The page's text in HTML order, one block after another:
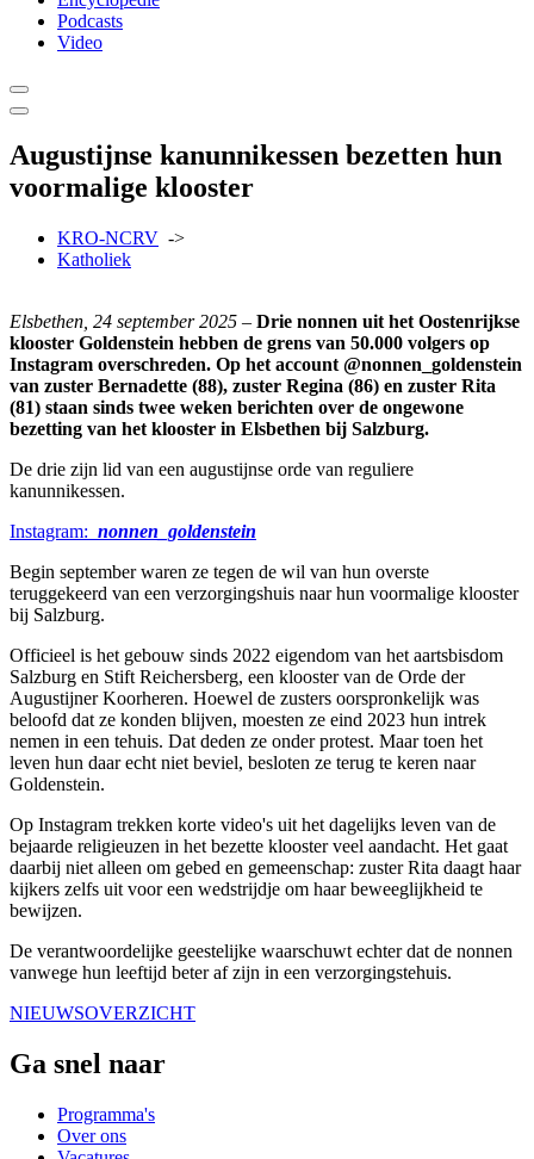
Podcasts
Video
Augustijnse kanunnikessen bezetten hun
voormalige klooster
KRO-NCRV ->
Katholiek
Elsbethen, 24 september 2025 – Drie nonnen uit het Oostenrijkse
klooster Goldenstein hebben de grens van 50.000 volgers op
Instagram overschreden. Op het account @nonnen_goldenstein
van zuster Bernadette (88), zuster Regina (86) en zuster Rita
(81) staan sinds twee weken berichten over de ongewone
bezetting van het klooster in Elsbethen bij Salzburg.
De drie zijn lid van een augustijnse orde van reguliere
kanunnikessen.
Instagram: nonnen_goldenstein
Begin september waren ze tegen de wil van hun overste
teruggekeerd van een verzorgingshuis naar hun voormalige klooster
bij Salzburg.
Officieel is het gebouw sinds 2022 eigendom van het aartsbisdom
Salzburg en Stift Reichersberg, een klooster van de Orde der
Augustijner Koorheren. Hoewel de zusters oorspronkelijk was
beloofd dat ze konden blijven, moesten ze eind 2023 hun intrek
nemen in een tehuis. Dat deden ze onder protest. Maar toen het
leven hun daar echt niet beviel, besloten ze terug te keren naar
Goldenstein.
Op Instagram trekken korte video's uit het dagelijks leven van de
bejaarde religieuzen in het bezette klooster veel aandacht. Het gaat
daarbij niet alleen om gebed en gemeenschap: zuster Rita daagt haar
kijkers zelfs uit voor een wedstrijdje om haar beweeglijkheid te
bewijzen.
De verantwoordelijke geestelijke waarschuwt echter dat de nonnen
vanwege hun leeftijd beter af zijn in een verzorgingstehuis.
NIEUWSOVERZICHT
Ga snel naar
Programma's
Over ons